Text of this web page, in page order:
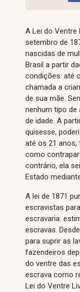
A Lei do Ventre
setembro de
nascidas de
Brasil a partir
condições: até
chamada a
de sua mãe.
nenhum tipo de
de idade. A
quisesse,
até os 21 anos,
como
contrário, ela
Estado
A lei de 1871
escravistas
escravaria:
escravas.
para suprir as
fazendeiros
do ventre das
escrava como
Lei do Ventre